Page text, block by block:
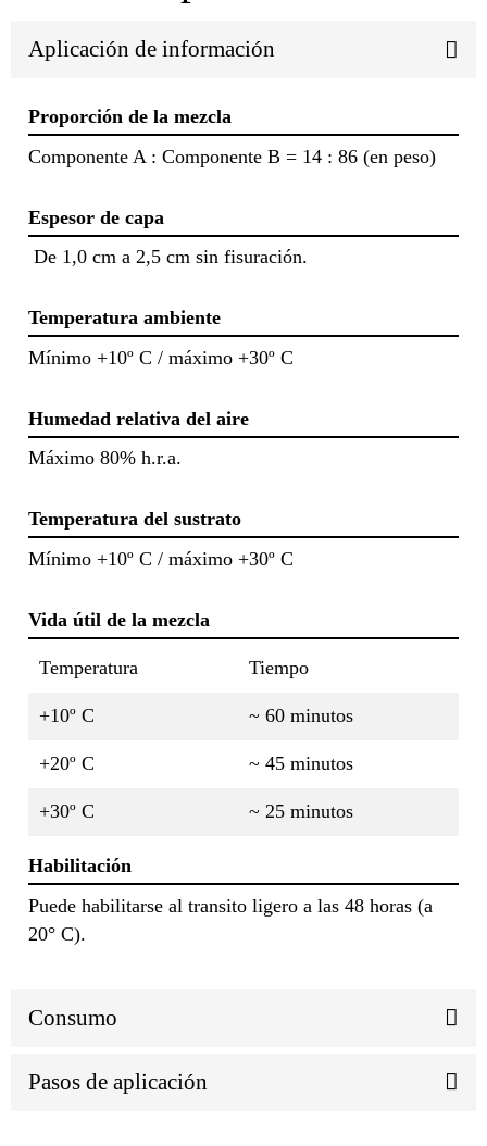
Aplicación de información
Proporción de la mezcla
Componente A : Componente B = 14 : 86 (en peso)
Espesor de capa
De 1,0 cm a 2,5 cm sin fisuración.
Temperatura ambiente
Mínimo +10º C / máximo +30º C
Humedad relativa del aire
Máximo 80% h.r.a.
Temperatura del sustrato
Mínimo +10º C / máximo +30º C
Vida útil de la mezcla
Temperatura Tiempo
+10º C ~ 60 minutos
+20º C ~ 45 minutos
+30º C ~ 25 minutos
Habilitación
Puede habilitarse al transito ligero a las 48 horas (a
20° C).
Consumo
Pasos de aplicación